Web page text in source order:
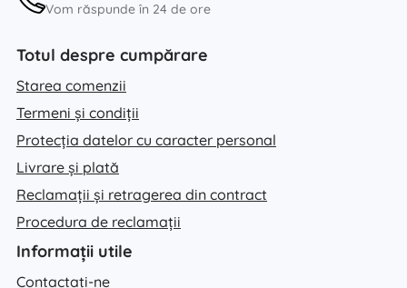
Vom răspunde în 24 de ore
Totul despre cumpărare
Starea comenzii
Termeni și condiții
Protecția datelor cu caracter personal
Livrare și plată
Reclamații și retragerea din contract
Procedura de reclamații
Informații utile
Contactați-ne